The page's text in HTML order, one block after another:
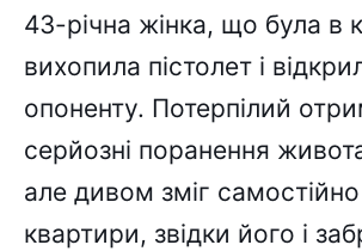
43-річна жінка, що була в
вихопила пістолет і
опоненту. Потерпілий
серйозні поранення
але дивом зміг самостійно
квартири, звідки його і